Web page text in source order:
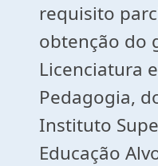
requisito
obtenção do
Licenciatura
Pedagogia,
Instituto
Educação